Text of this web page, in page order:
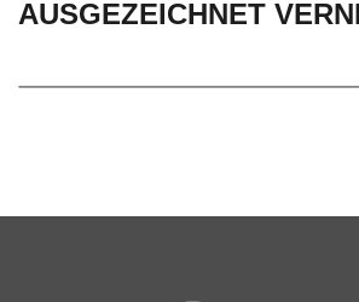
AUSGEZEICHNET